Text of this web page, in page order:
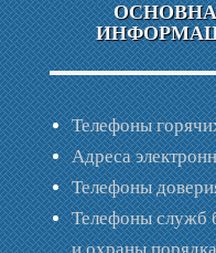
Телефоны
Адреса
Телефоны
Телефоны служб